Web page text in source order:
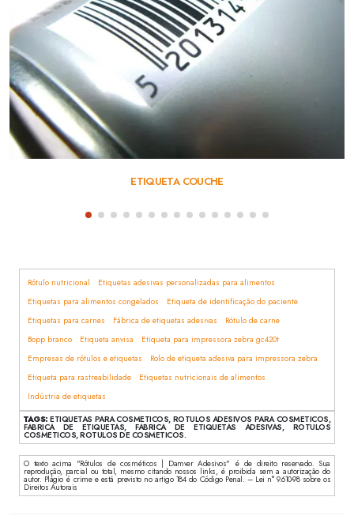
ETIQUETA COUCHE
Rótulo nutricional
Etiquetas adesivas personalizadas para alimentos
Etiquetas para alimentos congelados
Etiqueta de identificação do paciente
Etiquetas para carnes
Fábrica de etiquetas adesivas
Rótulo de carne
Bopp branco
Etiqueta anvisa
Etiqueta para impressora zebra gc420t
Empresas de rótulos e etiquetas
Rolo de etiqueta adesiva para impressora zebra
Etiqueta para rastreabilidade
Etiquetas nutricionais de alimentos
Indústria de etiquetas
TAGS: ETIQUETAS PARA COSMETICOS, ROTULOS ADESIVOS PARA COSMETICOS,
FABRICA DE ETIQUETAS, FABRICA DE ETIQUETAS ADESIVAS, ROTULOS
COSMETICOS, ROTULOS DE COSMETICOS.
O texto acima "Rótulos de cosméticos | Damver Adesivos" é de direito reservado. Sua
reprodução, parcial ou total, mesmo citando nossos links, é proibida sem a autorização do
autor. Plágio é crime e está previsto no artigo 184 do Código Penal. – Lei n° 9.610-98 sobre os
Direitos Autorais